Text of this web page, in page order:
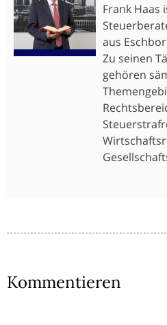
Frank Haas
aus
Zu seinen
gehören
Kommentieren